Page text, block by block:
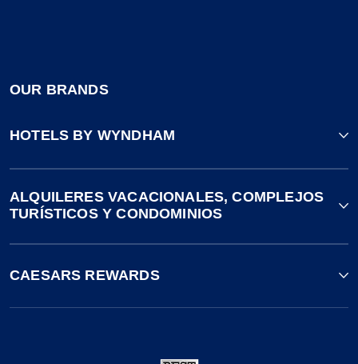
OUR BRANDS
HOTELS BY WYNDHAM
ALQUILERES VACACIONALES, COMPLEJOS
TURÍSTICOS Y CONDOMINIOS
CAESARS REWARDS